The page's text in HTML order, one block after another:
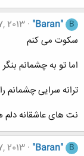
B
"Baran"
2013
سکوت می کنم
اما تو به چشمانم بنگر
ترانه سرایی چشمانم
نت های عاشقانه
B
"Baran"
2013